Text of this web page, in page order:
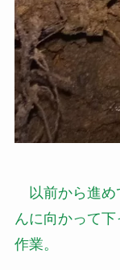
以前から進め
んに向かって
作業。